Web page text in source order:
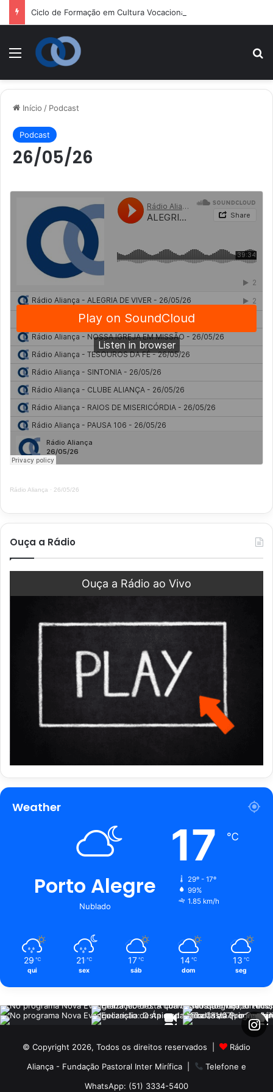
Menu
Início / Podcast
Podcast
26/05/26
Rádio Aliança · 26/05/26
Ouça a Rádio
Ouça a Rádio ao Vivo
Weather
Porto Alegre
Nublado
17 ℃
29º - 17º
99%
1.85 km/h
29 ℃
qui
21 ℃
sex
17 ℃
sáb
14 ℃
dom
13 ℃
seg
© Copyright 2026, Todos os direitos reservados |
Rádio
Aliança - Fundação Pastoral Inter Mirífica|
Telefone e
WhatsApp: (51) 3334-5400